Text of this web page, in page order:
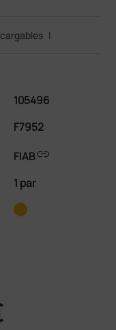
|
105496
F7952
FIABlink
1 par